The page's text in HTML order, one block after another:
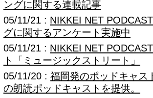
ングに関する連載記事
05/11/21 : NIKKEI NET
グに関するアンケート実施中
05/11/21 : NIKKEI NET
ト「ミュージックストリート」
05/11/20 : 福岡発のポッドキャス
の朗読ポッドキャストを提供。